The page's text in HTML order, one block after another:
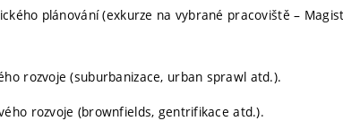
plánování (exkurze na vybrané pracoviště –
rozvoje (suburbanizace, urban sprawl atd.).
rozvoje (brownfields, gentrifikace atd.).